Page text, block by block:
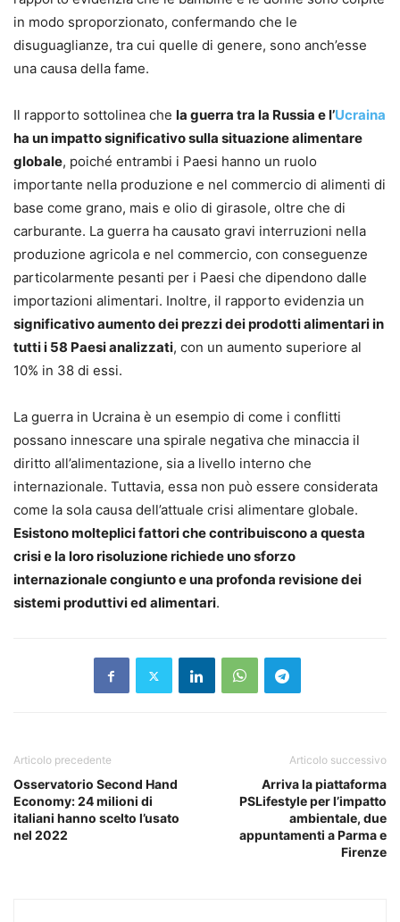
in modo sproporzionato, confermando che le
disuguaglianze, tra cui quelle di genere, sono anch’esse
una causa della fame.
Il rapporto sottolinea che la guerra tra la Russia e l’Ucraina
ha un impatto significativo sulla situazione alimentare
globale, poiché entrambi i Paesi hanno un ruolo
importante nella produzione e nel commercio di alimenti di
base come grano, mais e olio di girasole, oltre che di
carburante. La guerra ha causato gravi interruzioni nella
produzione agricola e nel commercio, con conseguenze
particolarmente pesanti per i Paesi che dipendono dalle
importazioni alimentari. Inoltre, il rapporto evidenzia un
significativo aumento dei prezzi dei prodotti alimentari in
tutti i 58 Paesi analizzati, con un aumento superiore al
10% in 38 di essi.
La guerra in Ucraina è un esempio di come i conflitti
possano innescare una spirale negativa che minaccia il
diritto all’alimentazione, sia a livello interno che
internazionale. Tuttavia, essa non può essere considerata
come la sola causa dell’attuale crisi alimentare globale.
Esistono molteplici fattori che contribuiscono a questa
crisi e la loro risoluzione richiede uno sforzo
internazionale congiunto e una profonda revisione dei
sistemi produttivi ed alimentari.
Articolo precedente
Osservatorio Second Hand
Economy: 24 milioni di
italiani hanno scelto l’usato
nel 2022
Articolo successivo
Arriva la piattaforma
PSLifestyle per l’impatto
ambientale, due
appuntamenti a Parma e
Firenze